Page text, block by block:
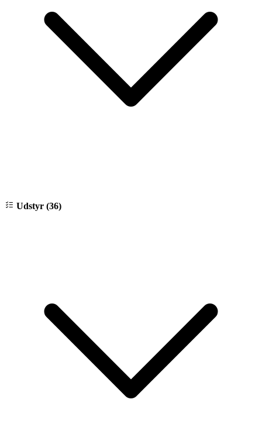
Udstyr (36)